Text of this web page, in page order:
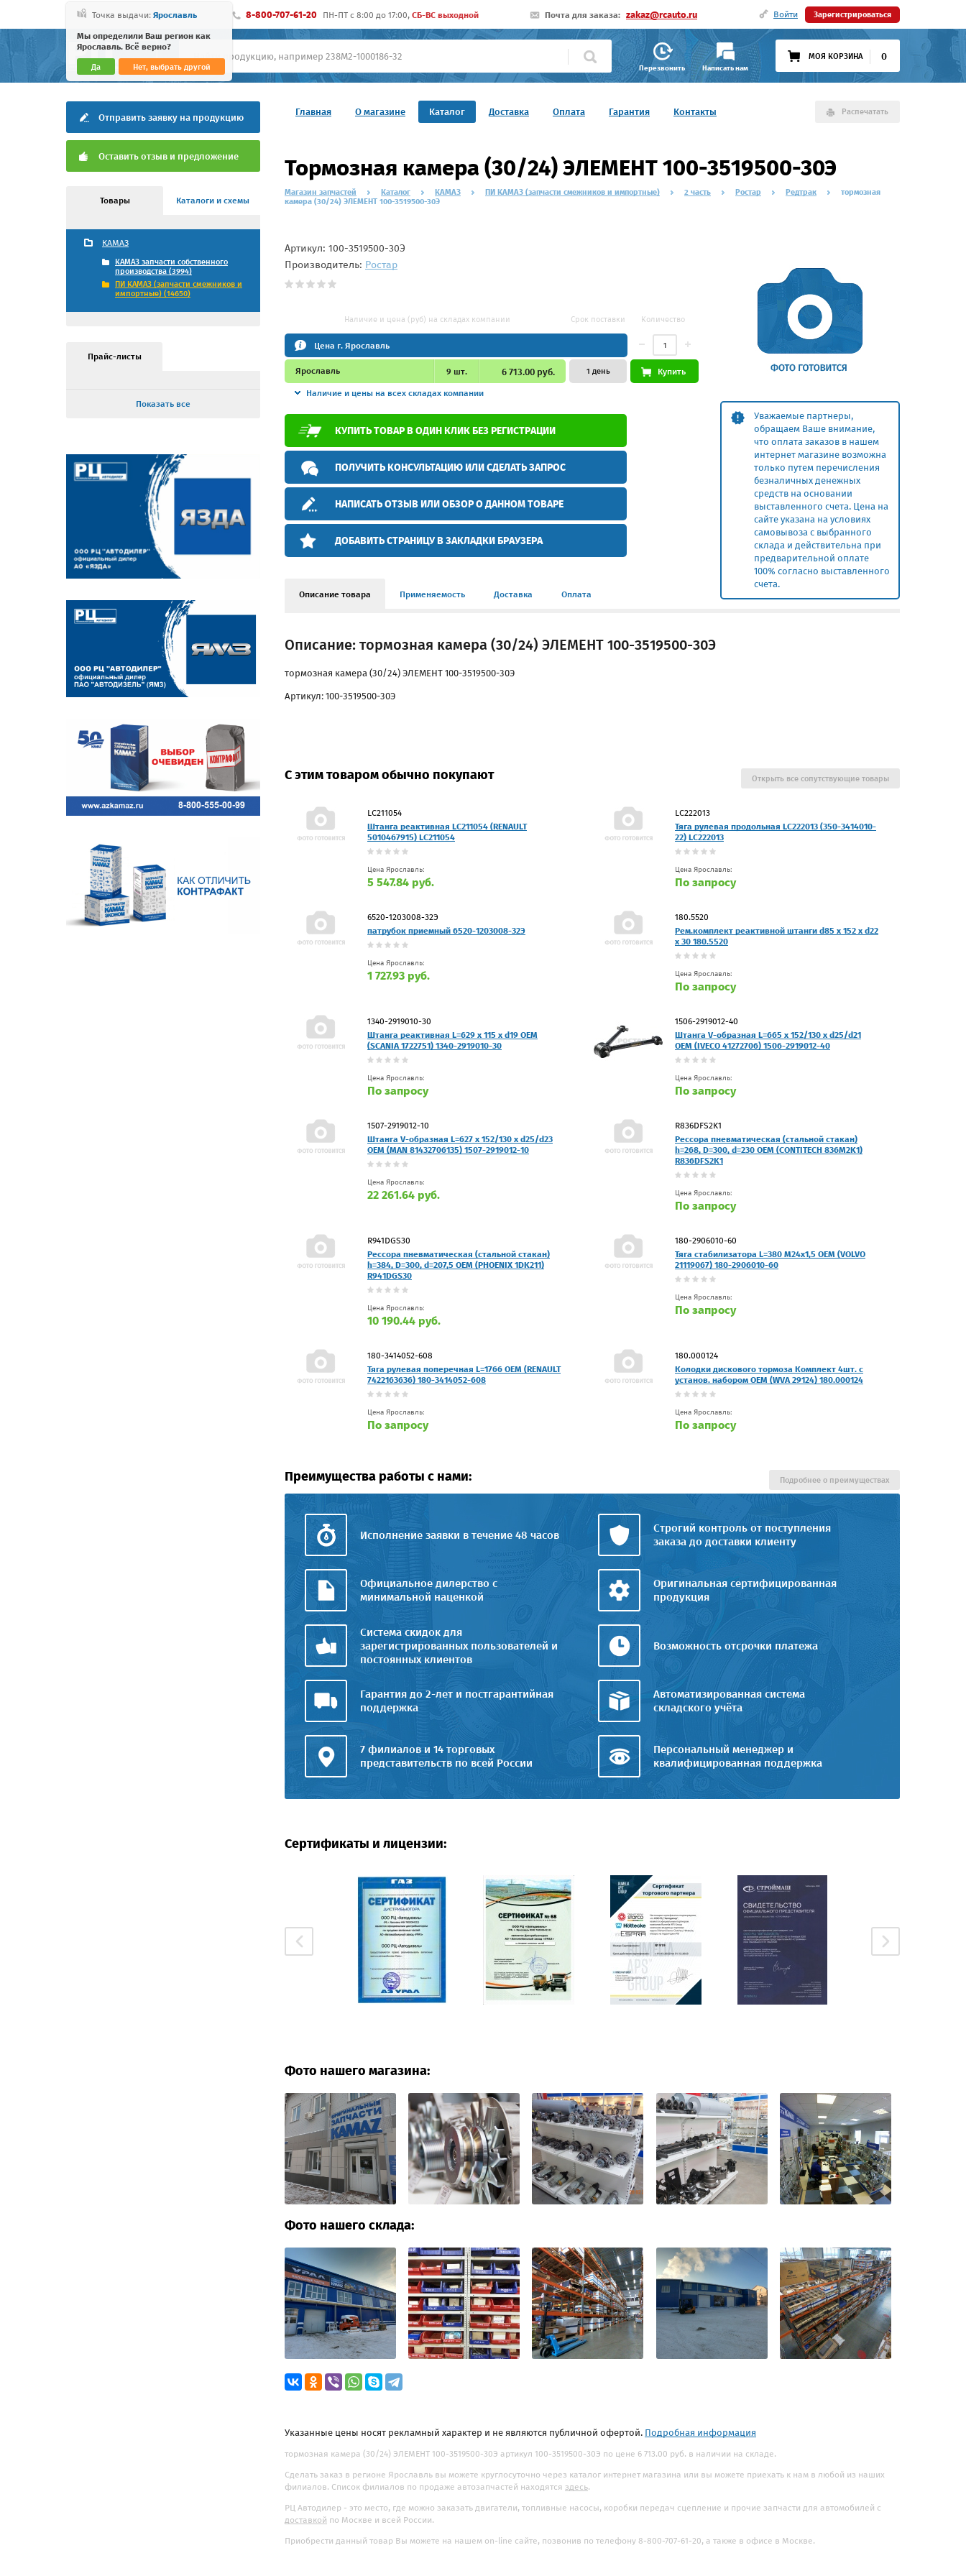
Точка выдачи: Ярославль
Мы определили Ваш регион как
Ярославль. Всё верно?
Да Нет, выбрать другой
8-800-707-61-20 ПН-ПТ c 8:00 до 17:00, СБ-ВС выходной Почта для заказа: zakaz@rcauto.ru Войти Зарегистрироваться
Перезвонить Написать нам
МОЯ КОРЗИНА 0
Главная О магазине Каталог Доставка Оплата Гарантия Контакты Распечатать
Отправить заявку на продукцию
Оставить отзыв и предложение
Товары Каталоги и схемы
КАМАЗ
КАМАЗ запчасти собственного
производства (3994)
ПИ КАМАЗ (запчасти смежников и
импортные) (14650)
Прайс-листы
Показать все
Тормозная камера (30/24) ЭЛЕМЕНТ 100-3519500-30Э
Магазин запчастей Каталог КАМАЗ ПИ КАМАЗ (запчасти смежников и импортные) 2 часть Ростар Редтрак
тормозная
камера (30/24) ЭЛЕМЕНТ 100-3519500-30Э
Уважаемые партнеры,
обращаем Ваше внимание,
что оплата заказов в нашем
интернет магазине возможна
только путем перечисления
безналичных денежных
средств на основании
выставленного счета. Цена на
сайте указана на условиях
самовывоза с выбранного
склада и действительна при
предварительной оплате
100% согласно выставленного
счета.
Артикул: 100-3519500-30Э
Производитель: Ростар
Наличие и цена (руб) на складах компании Срок поставки Количество
Цена г. Ярославль
Ярославль 9 шт. 6 713.00 руб.
Наличие и цены на всех складах компании
1 день Купить
КУПИТЬ ТОВАР В ОДИН КЛИК БЕЗ РЕГИСТРАЦИИ
ПОЛУЧИТЬ КОНСУЛЬТАЦИЮ ИЛИ СДЕЛАТЬ ЗАПРОС
НАПИСАТЬ ОТЗЫВ ИЛИ ОБЗОР О ДАННОМ ТОВАРЕ
ДОБАВИТЬ СТРАНИЦУ В ЗАКЛАДКИ БРАУЗЕРА
Описание товара Применяемость Доставка Оплата
Описание: тормозная камера (30/24) ЭЛЕМЕНТ 100-3519500-30Э
тормозная камера (30/24) ЭЛЕМЕНТ 100-3519500-30Э
Артикул: 100-3519500-30Э
С этим товаром обычно покупают
LC211054
Штанга реактивная LC211054 (RENAULT
5010467915) LC211054
Цена Ярославль:
5 547.84 руб.
LC222013
Тяга рулевая продольная LC222013 (350-3414010-
22) LC222013
Цена Ярославль:
По запросу
6520-1203008-32Э
патрубок приемный 6520-1203008-32Э
Цена Ярославль:
1 727.93 руб.
180.5520
Рем.комплект реактивной штанги d85 x 152 x d22
x 30 180.5520
Цена Ярославль:
По запросу
1340-2919010-30
Штанга реактивная L=629 x 115 x d19 OEM
(SCANIA 1722751) 1340-2919010-30
Цена Ярославль:
По запросу
1506-2919012-40
Штанга V-образная L=665 x 152/130 x d25/d21
OEM (IVECO 41272706) 1506-2919012-40
Цена Ярославль:
По запросу
1507-2919012-10
Штанга V-образная L=627 x 152/130 x d25/d23
OEM (MAN 81432706135) 1507-2919012-10
Цена Ярославль:
22 261.64 руб.
R836DFS2K1
Рессора пневматическая (стальной стакан)
h=268, D=300, d=230 OEM (CONTITECH 836M2K1)
R836DFS2K1
Цена Ярославль:
По запросу
R941DGS30
Рессора пневматическая (стальной стакан)
h=384, D=300, d=207,5 OEM (PHOENIX 1DK211)
R941DGS30
Цена Ярославль:
10 190.44 руб.
180-2906010-60
Тяга стабилизатора L=380 M24x1,5 OEM (VOLVO
21119067) 180-2906010-60
Цена Ярославль:
По запросу
180-3414052-608
Тяга рулевая поперечная L=1766 OEM (RENAULT
7422163636) 180-3414052-608
Цена Ярославль:
По запросу
180.000124
Колодки дискового тормоза Комплект 4шт. с
установ. набором OEM (WVA 29124) 180.000124
Цена Ярославль:
По запросу
Открыть все сопутствующие товары
Преимущества работы с нами:
Исполнение заявки в течение 48 часов
Строгий контроль от поступления
заказа до доставки клиенту
Официальное дилерство с
минимальной наценкой
Оригинальная сертифицированная
продукция
Система скидок для
зарегистрированных пользователей и
постоянных клиентов
Возможность отсрочки платежа
Гарантия до 2-лет и постгарантийная
поддержка
Автоматизированная система
складского учёта
7 филиалов и 14 торговых
представительств по всей России
Персональный менеджер и
квалифицированная поддержка
Подробнее о преимуществах
Сертификаты и лицензии:
Фото нашего магазина:
Фото нашего склада:
Указанные цены носят рекламный характер и не являются публичной офертой. Подробная информация
тормозная камера (30/24) ЭЛЕМЕНТ 100-3519500-30Э артикул 100-3519500-30Э по цене 6 713.00 руб. в наличии на складе.
Сделать заказ в регионе Ярославль вы можете круглосуточно через каталог интернет магазина или вы можете приехать к нам в любой из наших
филиалов. Список филиалов по продаже автозапчастей находятся здесь.
РЦ Автодилер - это место, где можно заказать двигатели, топливные насосы, коробки передач сцепление и прочие запчасти для автомобилей с
доставкой по Москве и всей России.
Приобрести данный товар Вы можете на нашем on-line сайте, позвонив по телефону 8-800-707-61-20, а также в офисе в Москве.